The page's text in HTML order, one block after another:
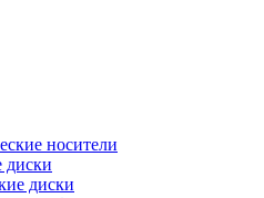
носители
диски
диски